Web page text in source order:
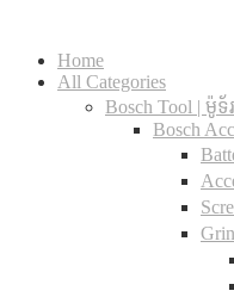
Home
All Categories
Bosch Tool | ម៉ូទ័រ
Bosch